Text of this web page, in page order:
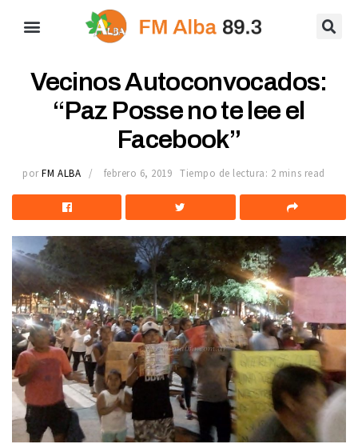
Vecinos Autoconvocados:
“Paz Posse no te lee el
Facebook”
por FM ALBA febrero 6, 2019 Tiempo de lectura: 2 mins read